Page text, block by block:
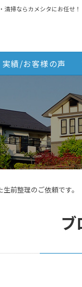
掃ならカメシタにお任せ！
実績/お客様の声
前整理のご依頼です。
ブ